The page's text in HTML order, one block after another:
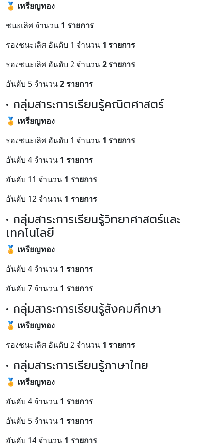
🏅 เหรียญทอง
ชนะเลิศ จำนวน 1 รายการ
รองชนะเลิศ อันดับ 1 จำนวน 1 รายการ
รองชนะเลิศ อันดับ 2 จำนวน2 รายการ
อันดับ 5 จำนวน2 รายการ
• กลุ่มสาระการเรียนรู้คณิตศาสตร์
🏅 เหรียญทอง
รองชนะเลิศ อันดับ 1 จำนวน 1 รายการ
อันดับ 4 จำนวน 1 รายการ
อันดับ 11 จำนวน 1 รายการ
อันดับ 12 จำนวน 1 รายการ
• กลุ่มสาระการเรียนรู้วิทยาศาสตร์และ
เทคโนโลยี
🏅 เหรียญทอง
อันดับ 4 จำนวน 1 รายการ
อันดับ 7 จำนวน 1 รายการ
• กลุ่มสาระการเรียนรู้สังคมศึกษา
🏅 เหรียญทอง
รองชนะเลิศ อันดับ 2 จำนวน 1 รายการ
• กลุ่มสาระการเรียนรู้ภาษาไทย
🏅 เหรียญทอง
อันดับ 4 จำนวน 1 รายการ
อันดับ 5 จำนวน 1 รายการ
อันดับ 14 จำนวน 1 รายการ